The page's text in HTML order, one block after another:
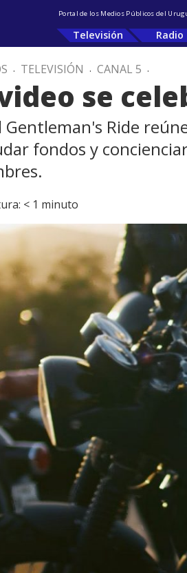
Portal de los Medios Públicos del
Televisión Radio
. TELEVISIÓN . CANAL 5 .
se
Ride
fondos y
< 1 minuto